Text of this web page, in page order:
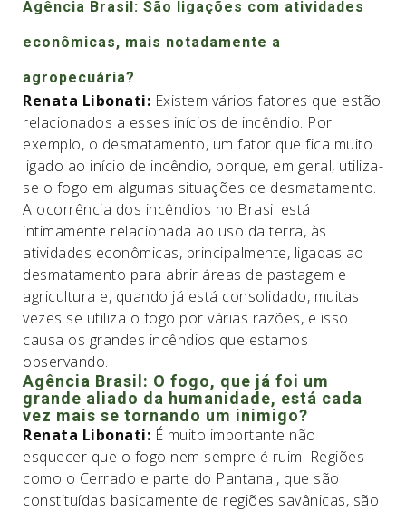
Agência Brasil: São ligações com atividades
econômicas, mais notadamente a
agropecuária?
Renata Libonati: Existem vários fatores que estão
relacionados a esses inícios de incêndio. Por
exemplo, o desmatamento, um fator que fica muito
ligado ao início de incêndio, porque, em geral, utiliza-
se o fogo em algumas situações de desmatamento.
A ocorrência dos incêndios no Brasil está
intimamente relacionada ao uso da terra, às
atividades econômicas, principalmente, ligadas ao
desmatamento para abrir áreas de pastagem e
agricultura e, quando já está consolidado, muitas
vezes se utiliza o fogo por várias razões, e isso
causa os grandes incêndios que estamos
observando.
Agência Brasil: O fogo, que já foi um
grande aliado da humanidade, está cada
vez mais se tornando um inimigo?
Renata Libonati: É muito importante não
esquecer que o fogo nem sempre é ruim. Regiões
como o Cerrado e parte do Pantanal, que são
constituídas basicamente de regiões savânicas, são